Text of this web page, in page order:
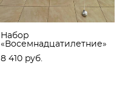
Набор
«Восемнадцатилетние»
8 410 pуб.